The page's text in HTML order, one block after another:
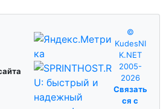
©
KudesNI
K.NET
2005-
2026
Связать
ся с